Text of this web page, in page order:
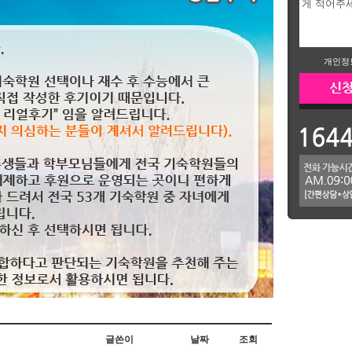
개인
글쓴이 날짜 조회